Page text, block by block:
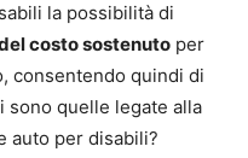
la possibilità di
costo sostenuto per
consentendo quindi di
sono quelle legate alla
auto per disabili?